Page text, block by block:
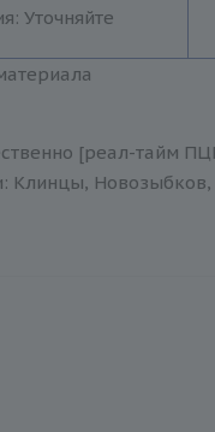
Уточняйте
[реал-тайм
Клинцы,